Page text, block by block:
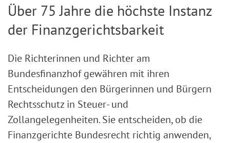
Über 75 Jahre die höchste Instanz
der Finanzgerichtsbarkeit
Die Richterinnen und Richter am
Bundesfinanzhof gewähren mit ihren
Entscheidungen den Bürgerinnen und Bürgern
Rechtsschutz in Steuer- und
Zollangelegenheiten. Sie entscheiden, ob die
Finanzgerichte Bundesrecht richtig anwenden,